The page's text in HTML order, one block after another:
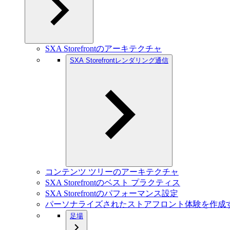
SXA Storefrontのアーキテクチャ
SXA Storefrontレンダリング通信
コンテンツ ツリーのアーキテクチャ
SXA Storefrontのベスト プラクティス
SXA Storefrontのパフォーマンス設定
パーソナライズされたストアフロント体験を作成
足場